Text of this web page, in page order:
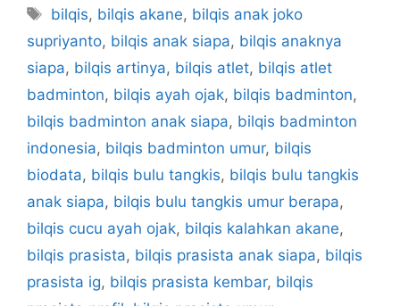
Tags
bilqis, bilqis akane, bilqis anak joko
supriyanto, bilqis anak siapa, bilqis anaknya
siapa, bilqis artinya, bilqis atlet, bilqis atlet
badminton, bilqis ayah ojak, bilqis badminton,
bilqis badminton anak siapa, bilqis badminton
indonesia, bilqis badminton umur, bilqis
biodata, bilqis bulu tangkis, bilqis bulu tangkis
anak siapa, bilqis bulu tangkis umur berapa,
bilqis cucu ayah ojak, bilqis kalahkan akane,
bilqis prasista, bilqis prasista anak siapa, bilqis
prasista ig, bilqis prasista kembar, bilqis